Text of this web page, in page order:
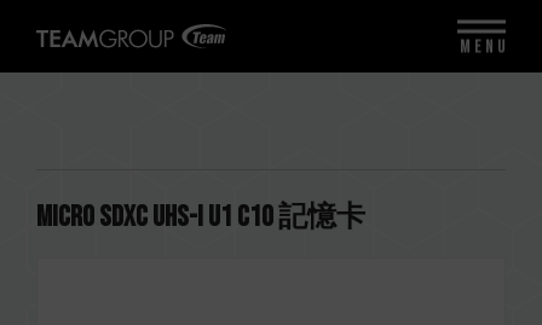
Micro SDXC UHS-I U1 C10 記憶卡
MENU